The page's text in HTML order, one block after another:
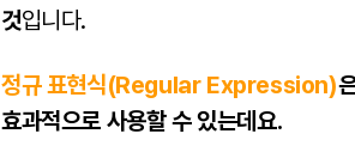
것입니다.
정규 표현식(Regular Expression)
효과적으로 사용할 수 있는데요.